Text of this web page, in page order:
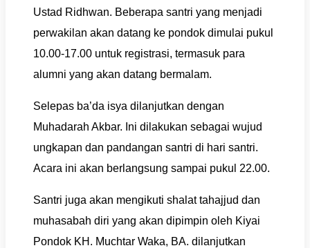
Ustad Ridhwan. Beberapa santri yang menjadi
perwakilan akan datang ke pondok dimulai pukul
10.00-17.00 untuk registrasi, termasuk para
alumni yang akan datang bermalam.
Selepas ba’da isya dilanjutkan dengan
Muhadarah Akbar. Ini dilakukan sebagai wujud
ungkapan dan pandangan santri di hari santri.
Acara ini akan berlangsung sampai pukul 22.00.
Santri juga akan mengikuti shalat tahajjud dan
muhasabah diri yang akan dipimpin oleh Kiyai
Pondok KH. Muchtar Waka, BA. dilanjutkan